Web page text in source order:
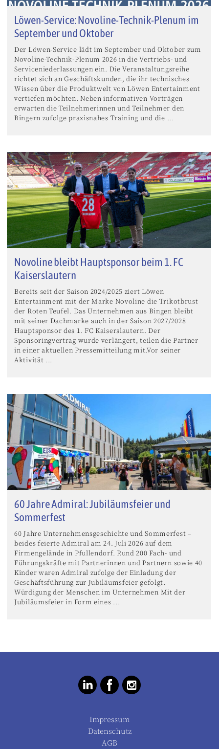
Löwen-Service: Novoline-Technik-Plenum im
September und Oktober
Der Löwen-Service lädt im September und Oktober zum
Novoline-Technik-Plenum 2026 in die Vertriebs- und
Serviceniederlassungen ein. Die Veranstaltungsreihe
richtet sich an Geschäftskunden, die ihr technisches
Wissen über die Produktwelt von Löwen Entertainment
vertiefen möchten. Neben informativen Vorträgen
erwarten die Teilnehmerinnen und Teilnehmer den
Bingern zufolge praxisnahes Training und die ...
Novoline bleibt Hauptsponsor beim 1. FC
Kaiserslautern
Bereits seit der Saison 2024/2025 ziert Löwen
Entertainment mit der Marke Novoline die Trikotbrust
der Roten Teufel. Das Unternehmen aus Bingen bleibt
mit seiner Dachmarke auch in der Saison 2027/2028
Hauptsponsor des 1. FC Kaiserslautern. Der
Sponsoringvertrag wurde verlängert, teilen die Partner
in einer aktuellen Pressemitteilung mit.Vor seiner
Aktivität ...
60 Jahre Admiral: Jubiläumsfeier und
Sommerfest
60 Jahre Unternehmensgeschichte und Sommerfest –
beides feierte Admiral am 24. Juli 2026 auf dem
Firmengelände in Pfullendorf. Rund 200 Fach- und
Führungskräfte mit Partnerinnen und Partnern sowie 40
Kinder waren Admiral zufolge der Einladung der
Geschäftsführung zur Jubiläumsfeier gefolgt.
Würdigung der Menschen im Unternehmen Mit der
Jubiläumsfeier in Form eines ...
Impressum
Datenschutz
AGB